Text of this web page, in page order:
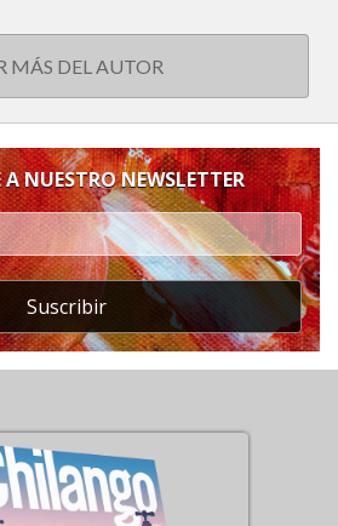
MÁS DEL AUTOR
A NUESTRO NEWSLETTER
Suscribir